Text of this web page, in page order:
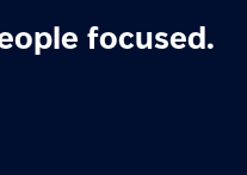
focused.